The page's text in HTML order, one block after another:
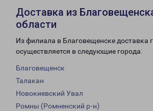
Доставка из
области
Из филиала в Благовещенске доставка
осуществляется в следующие города:
Благовещенск
Талакан
Новокиевский Увал
Ромны (Ромненский р-н)